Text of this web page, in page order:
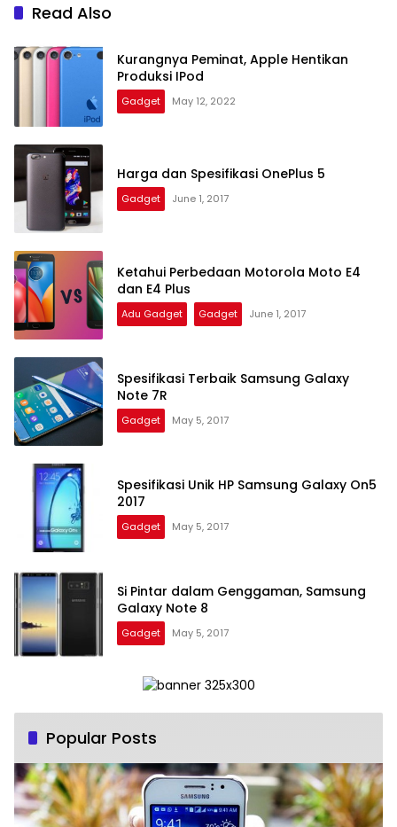
Read Also
Kurangnya Peminat, Apple Hentikan
Produksi IPod
Gadget May 12, 2022
Harga dan Spesifikasi OnePlus 5
Gadget June 1, 2017
Ketahui Perbedaan Motorola Moto E4
dan E4 Plus
Adu Gadget Gadget June 1, 2017
Spesifikasi Terbaik Samsung Galaxy
Note 7R
Gadget May 5, 2017
Spesifikasi Unik HP Samsung Galaxy On5
2017
Gadget May 5, 2017
Si Pintar dalam Genggaman, Samsung
Galaxy Note 8
Gadget May 5, 2017
Popular Posts